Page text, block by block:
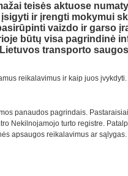
teisės aktuose
ir įrengti mokymui
vaizdo ir garso
būtų visa pagrindinė
transporto saugos
reikalavimus ir kaip juos įvykdyti.
panaudos pagrindais.
Nekilnojamojo turto registre.
apsaugos reikalavimus ar sąlygas.